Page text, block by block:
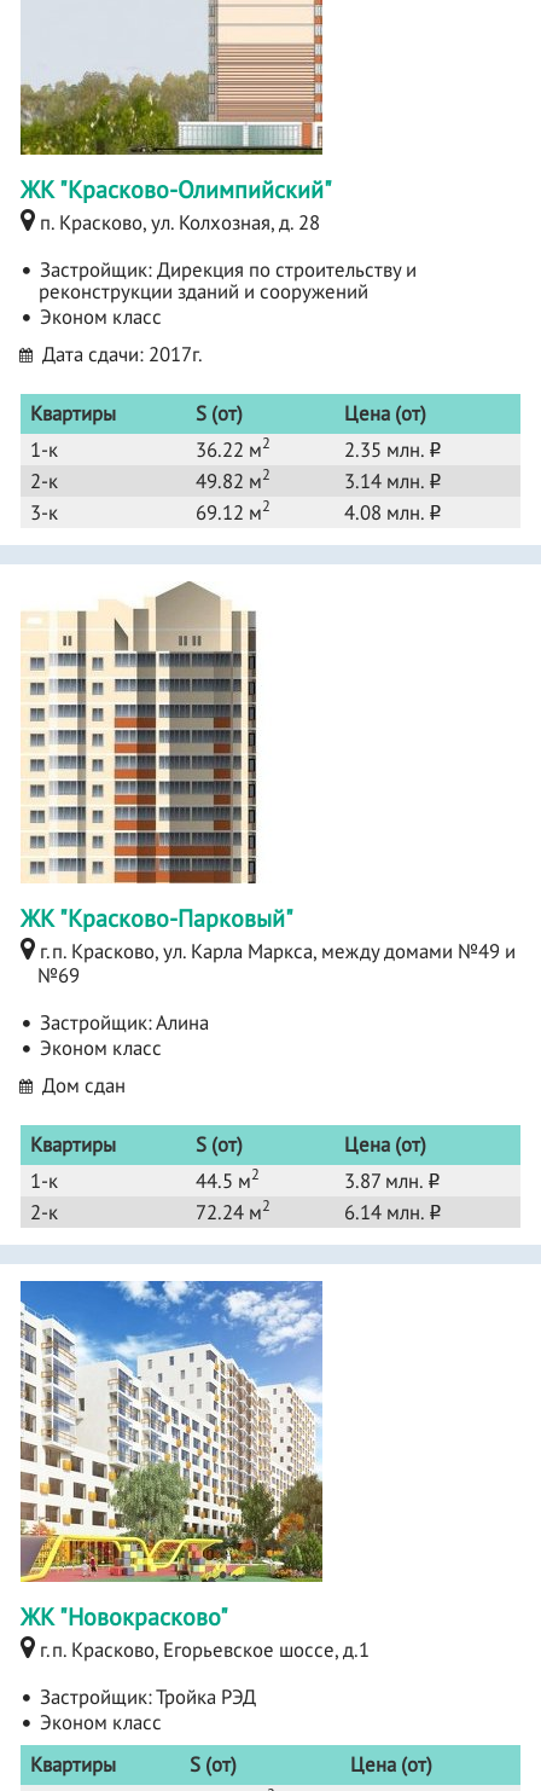
ЖК "Красково-Олимпийский"
п. Красково, ул. Колхозная, д. 28
Застройщик:Дирекция по строительству и
реконструкции зданий и сооружений
Эконом класс
Дата сдачи: 2017г.
Квартиры S (от)
Цена (от)
1-к
36.22 м2 2.35 млн. o
2-к 49.82 м2 3.14 млн. o
3-к 69.12 м2 4.08 млн. o
ЖК "Красково-Парковый"
г.п. Красково, ул. Карла Маркса, между домами №49 и
№69
Застройщик:Алина
Эконом класс
Дом сдан
Квартиры S (от)
Цена (от)
1-к
44.5 м2 3.87 млн. o
2-к 72.24 м2 6.14 млн. o
ЖК "Новокрасково"
г.п. Красково, Егорьевское шоссе, д.1
Застройщик:Тройка РЭД
Эконом класс
Квартиры
S (от)
Цена (от)